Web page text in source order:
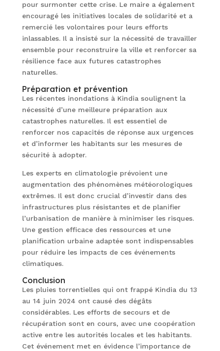
pour surmonter cette crise. Le maire a également
encouragé les initiatives locales de solidarité et a
remercié les volontaires pour leurs efforts
inlassables. Il a insisté sur la nécessité de travailler
ensemble pour reconstruire la ville et renforcer sa
résilience face aux futures catastrophes
naturelles.
Préparation et prévention
Les récentes inondations à Kindia soulignent la
nécessité d’une meilleure préparation aux
catastrophes naturelles. Il est essentiel de
renforcer nos capacités de réponse aux urgences
et d’informer les habitants sur les mesures de
sécurité à adopter.
Les experts en climatologie prévoient une
augmentation des phénomènes météorologiques
extrêmes. Il est donc crucial d’investir dans des
infrastructures plus résistantes et de planifier
l’urbanisation de manière à minimiser les risques.
Une gestion efficace des ressources et une
planification urbaine adaptée sont indispensables
pour réduire les impacts de ces événements
climatiques.
Conclusion
Les pluies torrentielles qui ont frappé Kindia du 13
au 14 juin 2024 ont causé des dégâts
considérables. Les efforts de secours et de
récupération sont en cours, avec une coopération
active entre les autorités locales et les habitants.
Cet événement met en évidence l’importance de